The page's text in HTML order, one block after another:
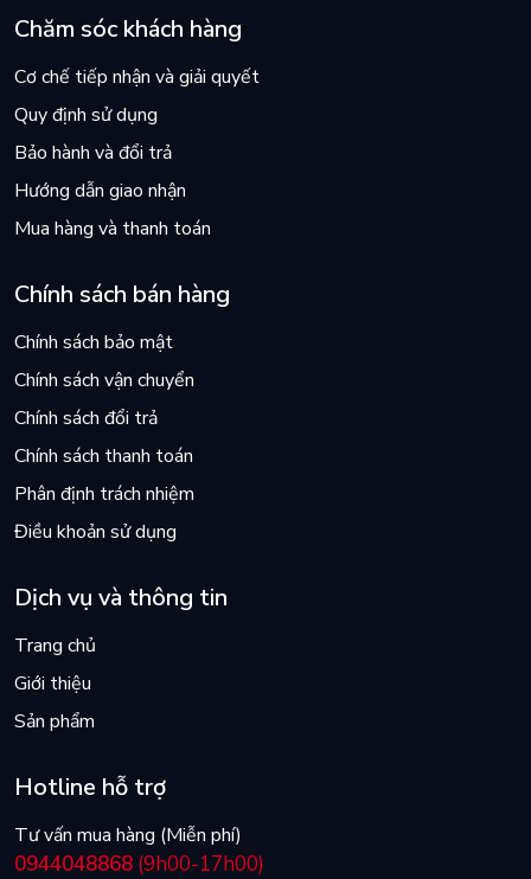
Chăm sóc khách hàng
Cơ chế tiếp nhận và giải quyết
Quy định sử dụng
Bảo hành và đổi trả
Hướng dẫn giao nhận
Mua hàng và thanh toán
Chính sách bán hàng
Chính sách bảo mật
Chính sách vận chuyển
Chính sách đổi trả
Chính sách thanh toán
Phân định trách nhiệm
Điều khoản sử dụng
Dịch vụ và thông tin
Trang chủ
Giới thiệu
Sản phẩm
Hotline hỗ trợ
Tư vấn mua hàng (Miễn phí)
0944048868 (9h00-17h00)